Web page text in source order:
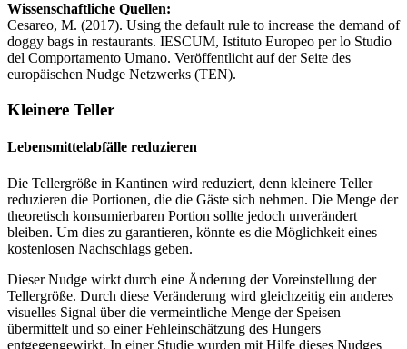
Wissenschaftliche Quellen:
Cesareo, M. (2017). Using the default rule to increase the demand of
doggy bags in restaurants. IESCUM, Istituto Europeo per lo Studio
del Comportamento Umano. Veröffentlicht auf der Seite des
europäischen Nudge Netzwerks (TEN).
Kleinere Teller
Lebensmittelabfälle reduzieren
Die Tellergröße in Kantinen wird reduziert, denn kleinere Teller
reduzieren die Portionen, die die Gäste sich nehmen. Die Menge der
theoretisch konsumierbaren Portion sollte jedoch unverändert
bleiben. Um dies zu garantieren, könnte es die Möglichkeit eines
kostenlosen Nachschlags geben.
Dieser Nudge wirkt durch eine Änderung der Voreinstellung der
Tellergröße. Durch diese Veränderung wird gleichzeitig ein anderes
visuelles Signal über die vermeintliche Menge der Speisen
übermittelt und so einer Fehleinschätzung des Hungers
entgegengewirkt. In einer Studie wurden mit Hilfe dieses Nudges